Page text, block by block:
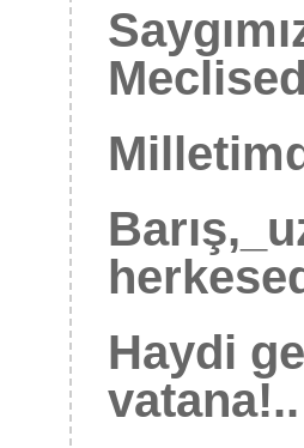
Haydi
vatana!..